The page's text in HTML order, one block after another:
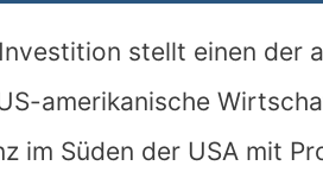
stellt einen der
amerikanische
im Süden der USA mit